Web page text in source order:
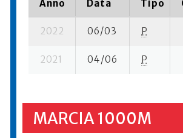
Anno Data Tipo
2022 06/03 P
2021 04/06 P
MARCIA 1000M